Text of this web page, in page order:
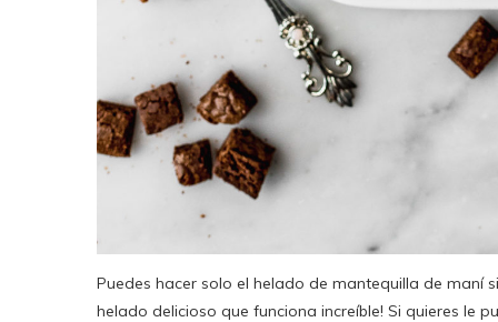
Puedes hacer solo el helado de mantequilla de maní
helado delicioso que funciona increíble! Si quieres le